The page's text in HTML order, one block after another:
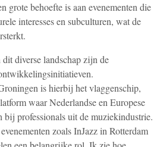
grote behoefte is aan evenementen die
interesses en subculturen, wat de
diverse landschap zijn de
is hierbij het vlaggenschip,
waar Nederlandse en Europese
bij professionals uit de muziekindustrie.
zoals InJazz in Rotterdam